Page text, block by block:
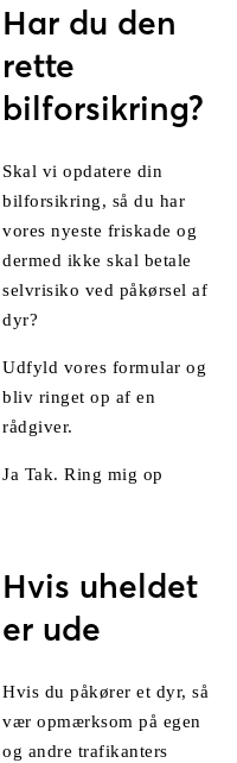
Har du den
rette
bilforsikring?
Skal vi opdatere din
bilforsikring, så du har
vores nyeste friskade og
dermed ikke skal betale
selvrisiko ved påkørsel af
dyr?
Udfyld vores formular og
bliv ringet op af en
rådgiver.
Ja Tak. Ring mig op
Hvis uheldet
er ude
Hvis du påkører et dyr, så
vær opmærksom på egen
og andre trafikanters